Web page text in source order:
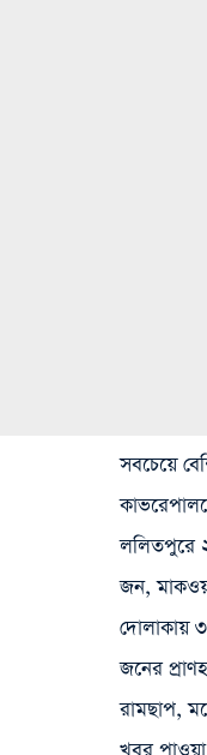
সবচেয়ে
ললিতপুরে
জন,
দোলাকায়
জনের
রামছাপ,